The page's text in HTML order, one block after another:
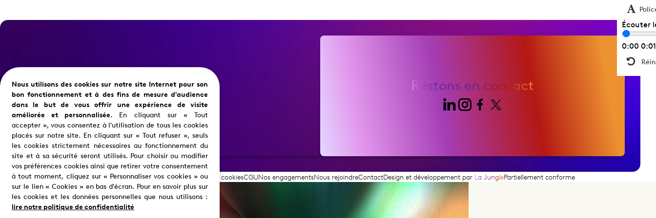
Écouter
0:00 0:01
Qui sommes-
Partager cette page
Nous trouver
Où nous trouver ?
Restons en contact
Mentions légalesPolitique de confidentialité et cookiesCGUNos engagementsNous rejoindreContactDesign et développement par La JunglePartiellement conforme
Nous utilisons des cookies sur notre site Internet pour son
bon fonctionnement et à des fins de mesure d'audience
dans le but de vous offrir une expérience de visite
améliorée et personnalisée. En cliquant sur « Tout
accepter », vous consentez à l'utilisation de tous les cookies
placés sur notre site. En cliquant sur « Tout refuser », seuls
les cookies strictement nécessaires au fonctionnement du
site et à sa sécurité seront utilisés. Pour choisir ou modifier
vos préférences cookies ainsi que retirer votre consentement
à tout moment, cliquez sur « Personnaliser vos cookies » ou
sur le lien « Cookies » en bas d'écran. Pour en savoir plus sur
les cookies et les données personnelles que nous utilisons :
lire notre politique de confidentialité